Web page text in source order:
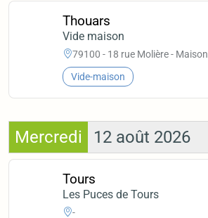
Thouars
Vide maison
79100 - 18 rue Molière - Maison
Vide-maison
Mercredi 12 août 2026
Tours
Les Puces de Tours
-